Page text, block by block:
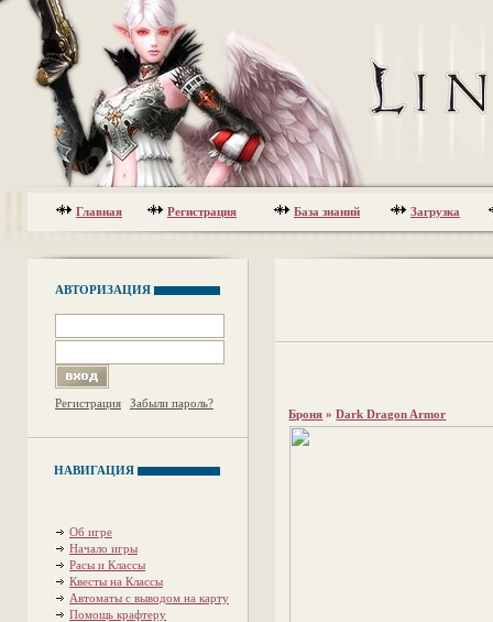
Главная Регистрация База знаний Загрузка
АВТОРИЗАЦИЯ
Регистрация Забыли пароль?
НАВИГАЦИЯ
Об игре
Начало игры
Расы и Классы
Квесты на Классы
Автоматы с выводом на карту
Помощь крафтеру
Броня »Dark Dragon Armor